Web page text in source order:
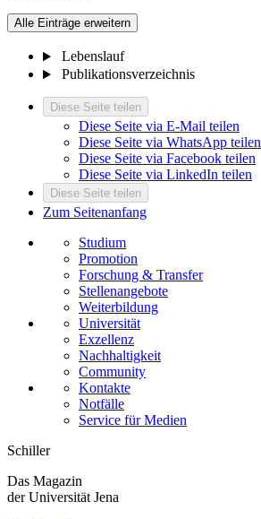
Alle Einträge erweitern
Lebenslauf
Publikationsverzeichnis
Diese Seite teilen
Diese Seite via E-Mail teilen
Diese Seite via WhatsApp teilen
Diese Seite via Facebook teilen
Diese Seite via LinkedIn teilen
Diese Seite teilen
Zum Seitenanfang
Studium
Promotion
Forschung & Transfer
Stellenangebote
Weiterbildung
Universität
Exzellenz
Nachhaltigkeit
Community
Kontakte
Notfälle
Service für Medien
Schiller
Das Magazin
der Universität Jena